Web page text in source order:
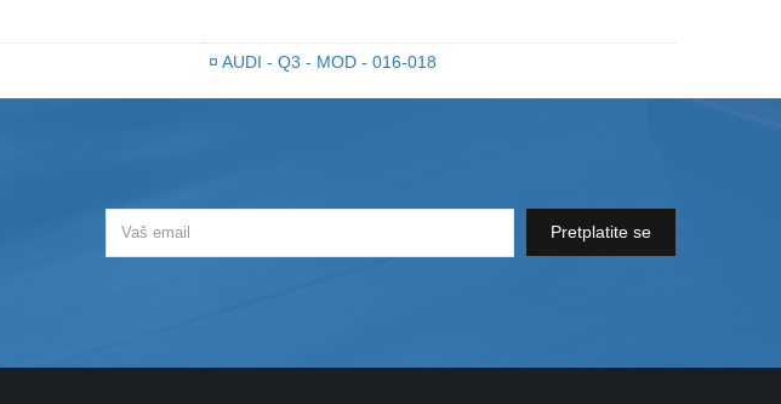
¤ AUDI - Q3 - MOD - 016-018
Pretplatite se